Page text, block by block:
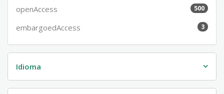
openAccess 500
embargoedAccess 3
Idioma